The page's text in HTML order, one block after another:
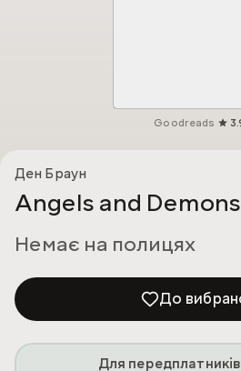
Goodreads
Ден Браун
Angels and Demons
Немає на полицях
До
Для